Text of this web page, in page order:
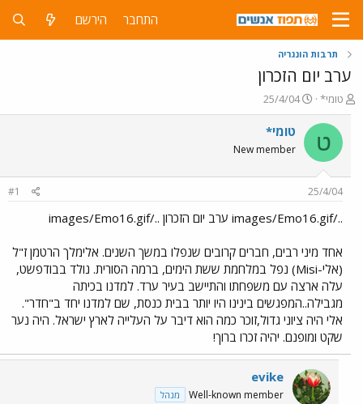
התחבר הירשם
תרבות הונגריה
ערב יום הזכרון
פ
ו
ת
ח
ה
ש
טומי*
פ
ו
ר
25/4/04
ט טומי*
New member
25/4/04
#1
../images/Emo16.gif ערב יום הזכרון ../images/Emo16.gif
אחד מיני רבים, חברים קרובים שנפלו במשך השנים. אלימלך הרטמן ז"ל
(אלי-Misi) נפל במלחמת ששת הימים, ברמה הסורית. נולד בבודפשט,
עלה ארצה עם משפחתו והתיישב בעיר ערד. למדנו בכיתה
מגבילה..המפגשים בינינו היו יותר בבית כנסת, שם למדנו יחד ב"חדר".
אלי היה ציוני גדול,זוכר כמה הוא דיבר על העלייה לארץ ישראל. היה נער
שקט ומופנם. יהיה זכרו ברוך!
evike
Well-known member מנהל